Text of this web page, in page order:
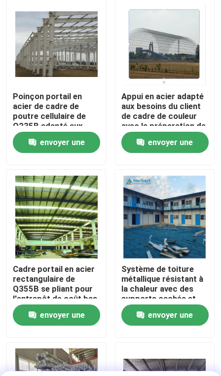
Produits
Au sujet de nous
Visite d'usine
Contrôle de qualité
Contactez-nous
Nouvelles
Cas
Botte de cadre de l'espace
Poinçon portail en
acier de cadre de
poutre cellulaire de
Q235B adapté aux
besoins du client pour
le hangarenvoyer une
Appui en acier adapté
aux besoins du client
de cadre de couleur
avec la préparation de
surface
galvanisée/peinte
envoyer une
Cadre portail en acier
rectangulaire de
Q355B se pliant pour
l'entrepôt de coût bas
envoyer une
Système de toiture
métallique résistant à
la chaleur avec des
supports cachés et
des coussins isolants
envoyer une